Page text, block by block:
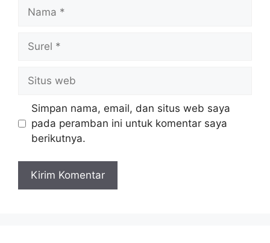
web
Simpan nama, email, dan situs web saya
pada peramban ini untuk komentar saya
berikutnya.